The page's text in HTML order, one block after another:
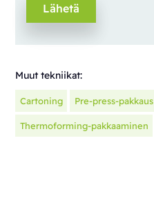
Muut tekniikat:
Cartoning Pre-press-pakkaus
Thermoforming-pakkaaminen